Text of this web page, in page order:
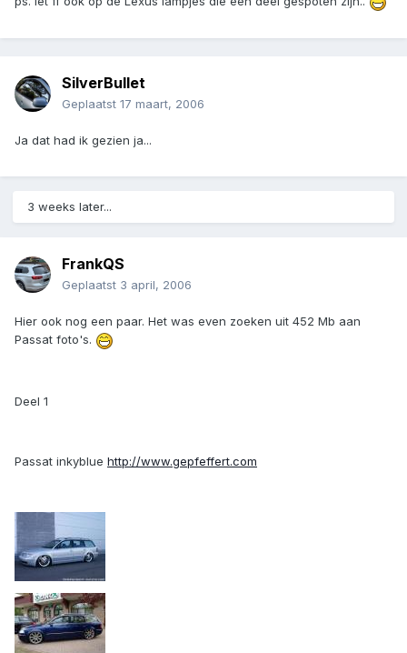
SilverBullet
Geplaatst 17 maart, 2006
Ja dat had ik gezien ja...
3 weeks later...
FrankQS
Geplaatst 3 april, 2006
Hier ook nog een paar. Het was even zoeken uit 452 Mb aan
Passat foto's.
Deel 1
Passat inkyblue http://www.gepfeffert.com